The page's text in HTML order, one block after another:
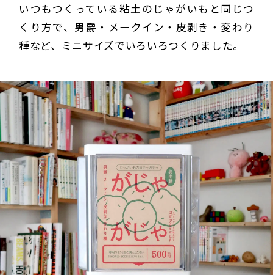
いつもつくっている粘土のじゃがいもと同じつ
くり方で、男爵・メークイン・皮剥き・変わり
種など、ミニサイズでいろいろつくりました。